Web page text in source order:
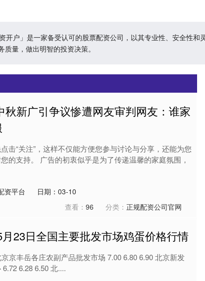
户」是一家备受认可的股票配资公司，以其专业性、安全性
量，做出明智的投资决策。
秋新广引争议惨遭网友审判网友：谁家
击“关注”，这样不仅能方便您参与讨论与分享，还能为您
的支持。 广告的初衷似乎是为了传递温馨的家庭氛围，
资平台
日期：03-10
查看： 96 分类： 正规配资公司官网
23日全国主要批发市场鸡蛋价格行情
京丰岳各庄农副产品批发市场 7.00 6.80 6.90 北京新发
6.28 6.50 北....